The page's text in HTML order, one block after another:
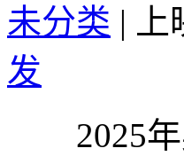
未分类 |
发
2025年